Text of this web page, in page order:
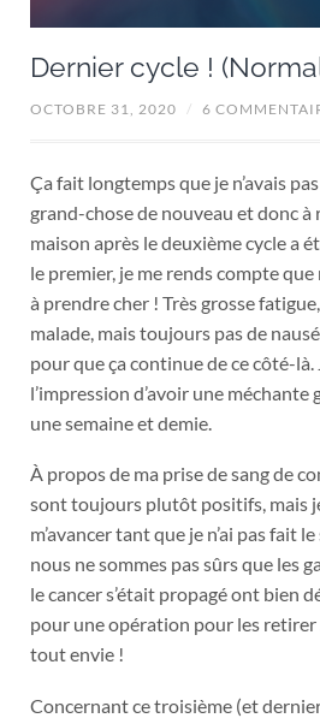
Dernier cycle !
OCTOBRE 31, 2020 / 6
Ça fait longtemps que je n’avais
grand-chose de nouveau et donc à
maison après le deuxième cycle a
le premier, je me rends compte
à prendre cher ! Très grosse
malade, mais toujours pas de
pour que ça continue de ce côté-là.
l’impression d’avoir une
une semaine et demie.
À propos de ma prise de sang de
sont toujours plutôt positifs, mais
m’avancer tant que je n’ai pas fait
nous ne sommes pas sûrs que les
le cancer s’était propagé ont bien
pour une opération pour les retirer
tout envie !
Concernant ce troisième (et